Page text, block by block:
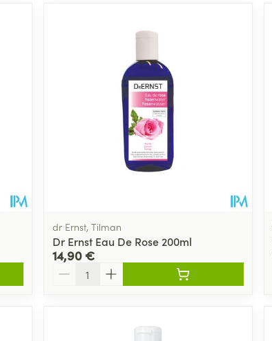
dr Ernst, Tilman
Dr Ernst Eau De Rose 200ml
14,90 €
Quantité